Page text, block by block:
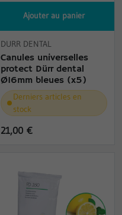
Ajouter au panier
DURR DENTAL
Canules universelles
protect Dürr dental
Ø16mm bleues (x5)
Derniers articles en
stock
21,00 €